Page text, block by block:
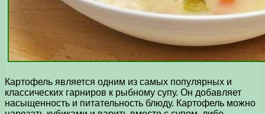
Картофель является одним из самых популярных и
классических гарниров к рыбному супу. Он добавляет
насыщенность и питательность блюду. Картофель можно